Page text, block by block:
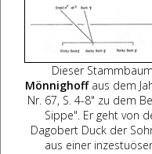
Dieser
Mönnighoffaus dem
Nr. 67, S. 4-8" zu dem
Sippe". Er geht von
Dagobert Duck der
aus einer